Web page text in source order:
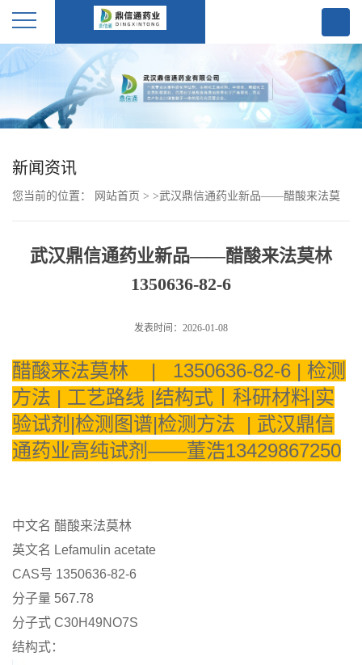
公
司
证
书
产
展
新闻资讯
您当前的位置： 网站首页 > >武汉鼎信通药业新品——醋酸来法莫
武汉鼎信通药业新品——醋酸来法莫林
1350636-82-6
发表时间：2026-01-08
醋酸来法莫林 | 1350636-82-6 | 检测
方法 | 工艺路线 |结构式丨科研材料|实
验试剂|检测图谱|检测方法 | 武汉鼎信
通药业高纯试剂——董浩13429867250
中文名 醋酸来法莫林
英文名 Lefamulin acetate
CAS号 1350636-82-6
分子量 567.78
分子式 C30H49NO7S
结构式：